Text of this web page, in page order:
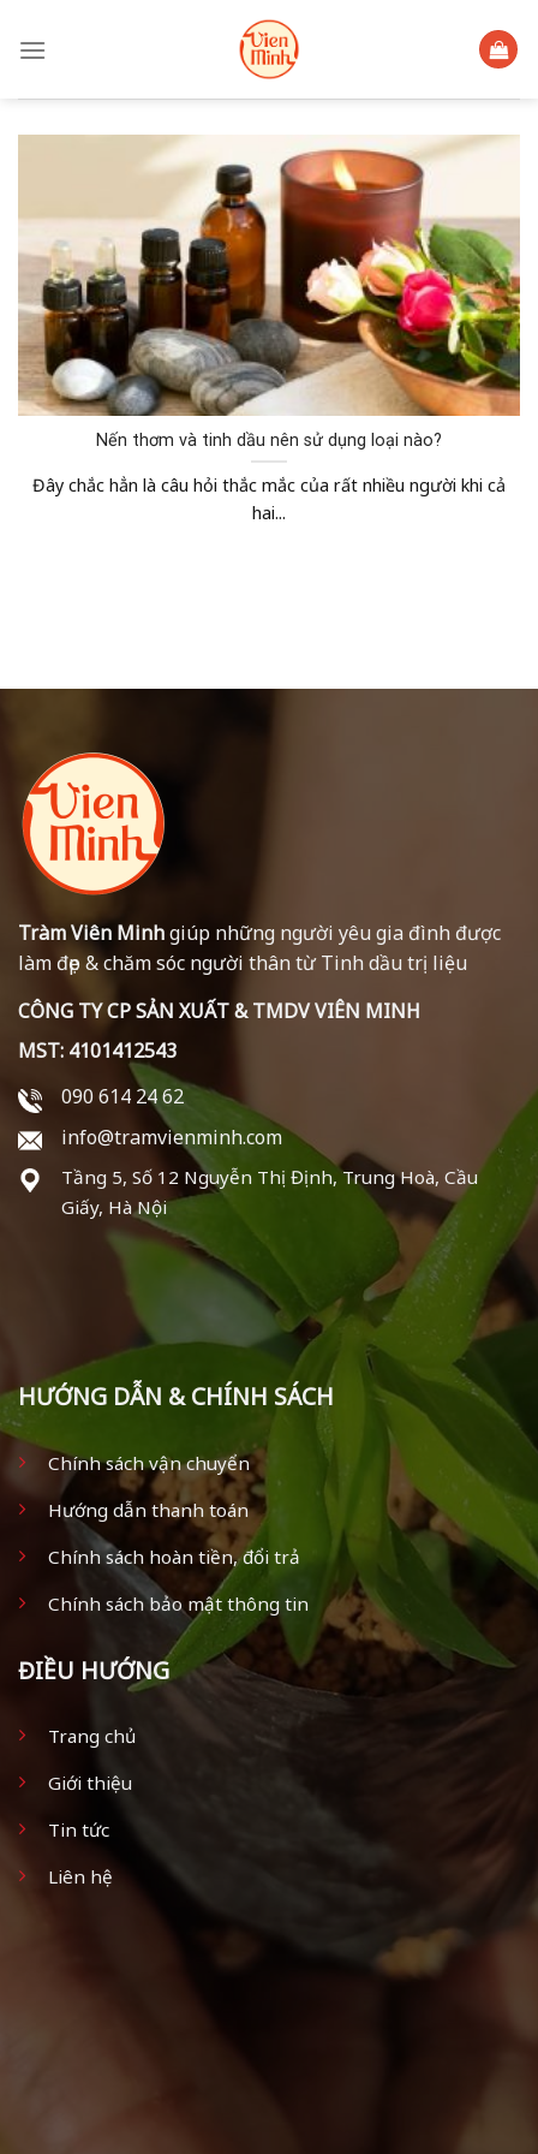
Nến thơm và tinh dầu nên sử dụng loại nào?
Đây chắc hẳn là câu hỏi thắc mắc của rất nhiều người khi cả
hai...
Tràm Viên Minhgiúp những người yêu gia đình được
làm đẹp & chăm sóc người thân từ Tinh dầu trị liệu
CÔNG TY CP SẢN XUẤT & TMDV VIÊN MINH
MST: 4101412543
090 614 24 62
info@tramvienminh.com
Tầng 5, Số 12 Nguyễn Thị Định, Trung Hoà, Cầu
Giấy, Hà Nội
HƯỚNG DẪN & CHÍNH SÁCH
Chính sách vận chuyển
Hướng dẫn thanh toán
Chính sách hoàn tiền, đổi trả
Chính sách bảo mật thông tin
ĐIỀU HƯỚNG
Trang chủ
Giới thiệu
Tin tức
Liên hệ